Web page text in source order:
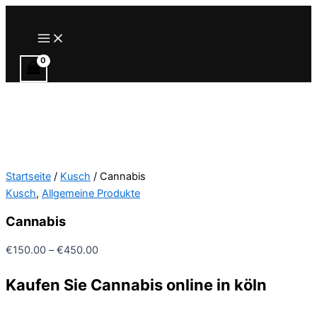
Main
Menu
Startseite / Kusch / Cannabis
Kusch, Allgemeine Produkte
Cannabis
€150.00 –€450.00Preisspanne:
bis
Kaufen Sie Cannabis online in köln